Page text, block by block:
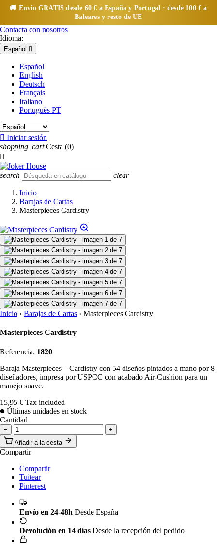
🚚 Envío GRATIS desde 60 € a España y Portugal · desde 100 € a
Baleares y resto de UE
Contacta con nosotros
Idioma:
Español 
Español
English
Deutsch
Français
Italiano
Português PT
 Iniciar sesión
shopping_cart Cesta (0)

search clear
Inicio
Barajas de Cartas
Masterpieces Cardistry
Inicio › Barajas de Cartas › Masterpieces Cardistry
Masterpieces Cardistry
Referencia: 1820
Baraja Masterpieces – Cardistry con 54 diseños pintados a mano por 8
diseñadores, impresa por USPCC con acabado Air-Cushion para un
manejo suave.
15,95 € Tax included
Últimas unidades en stock
Cantidad
−
+
Añadir a la cesta
Compartir
Compartir
Tuitear
Pinterest
Envío en 24-48h Desde España
Devolución en 14 días Desde la recepción del pedido